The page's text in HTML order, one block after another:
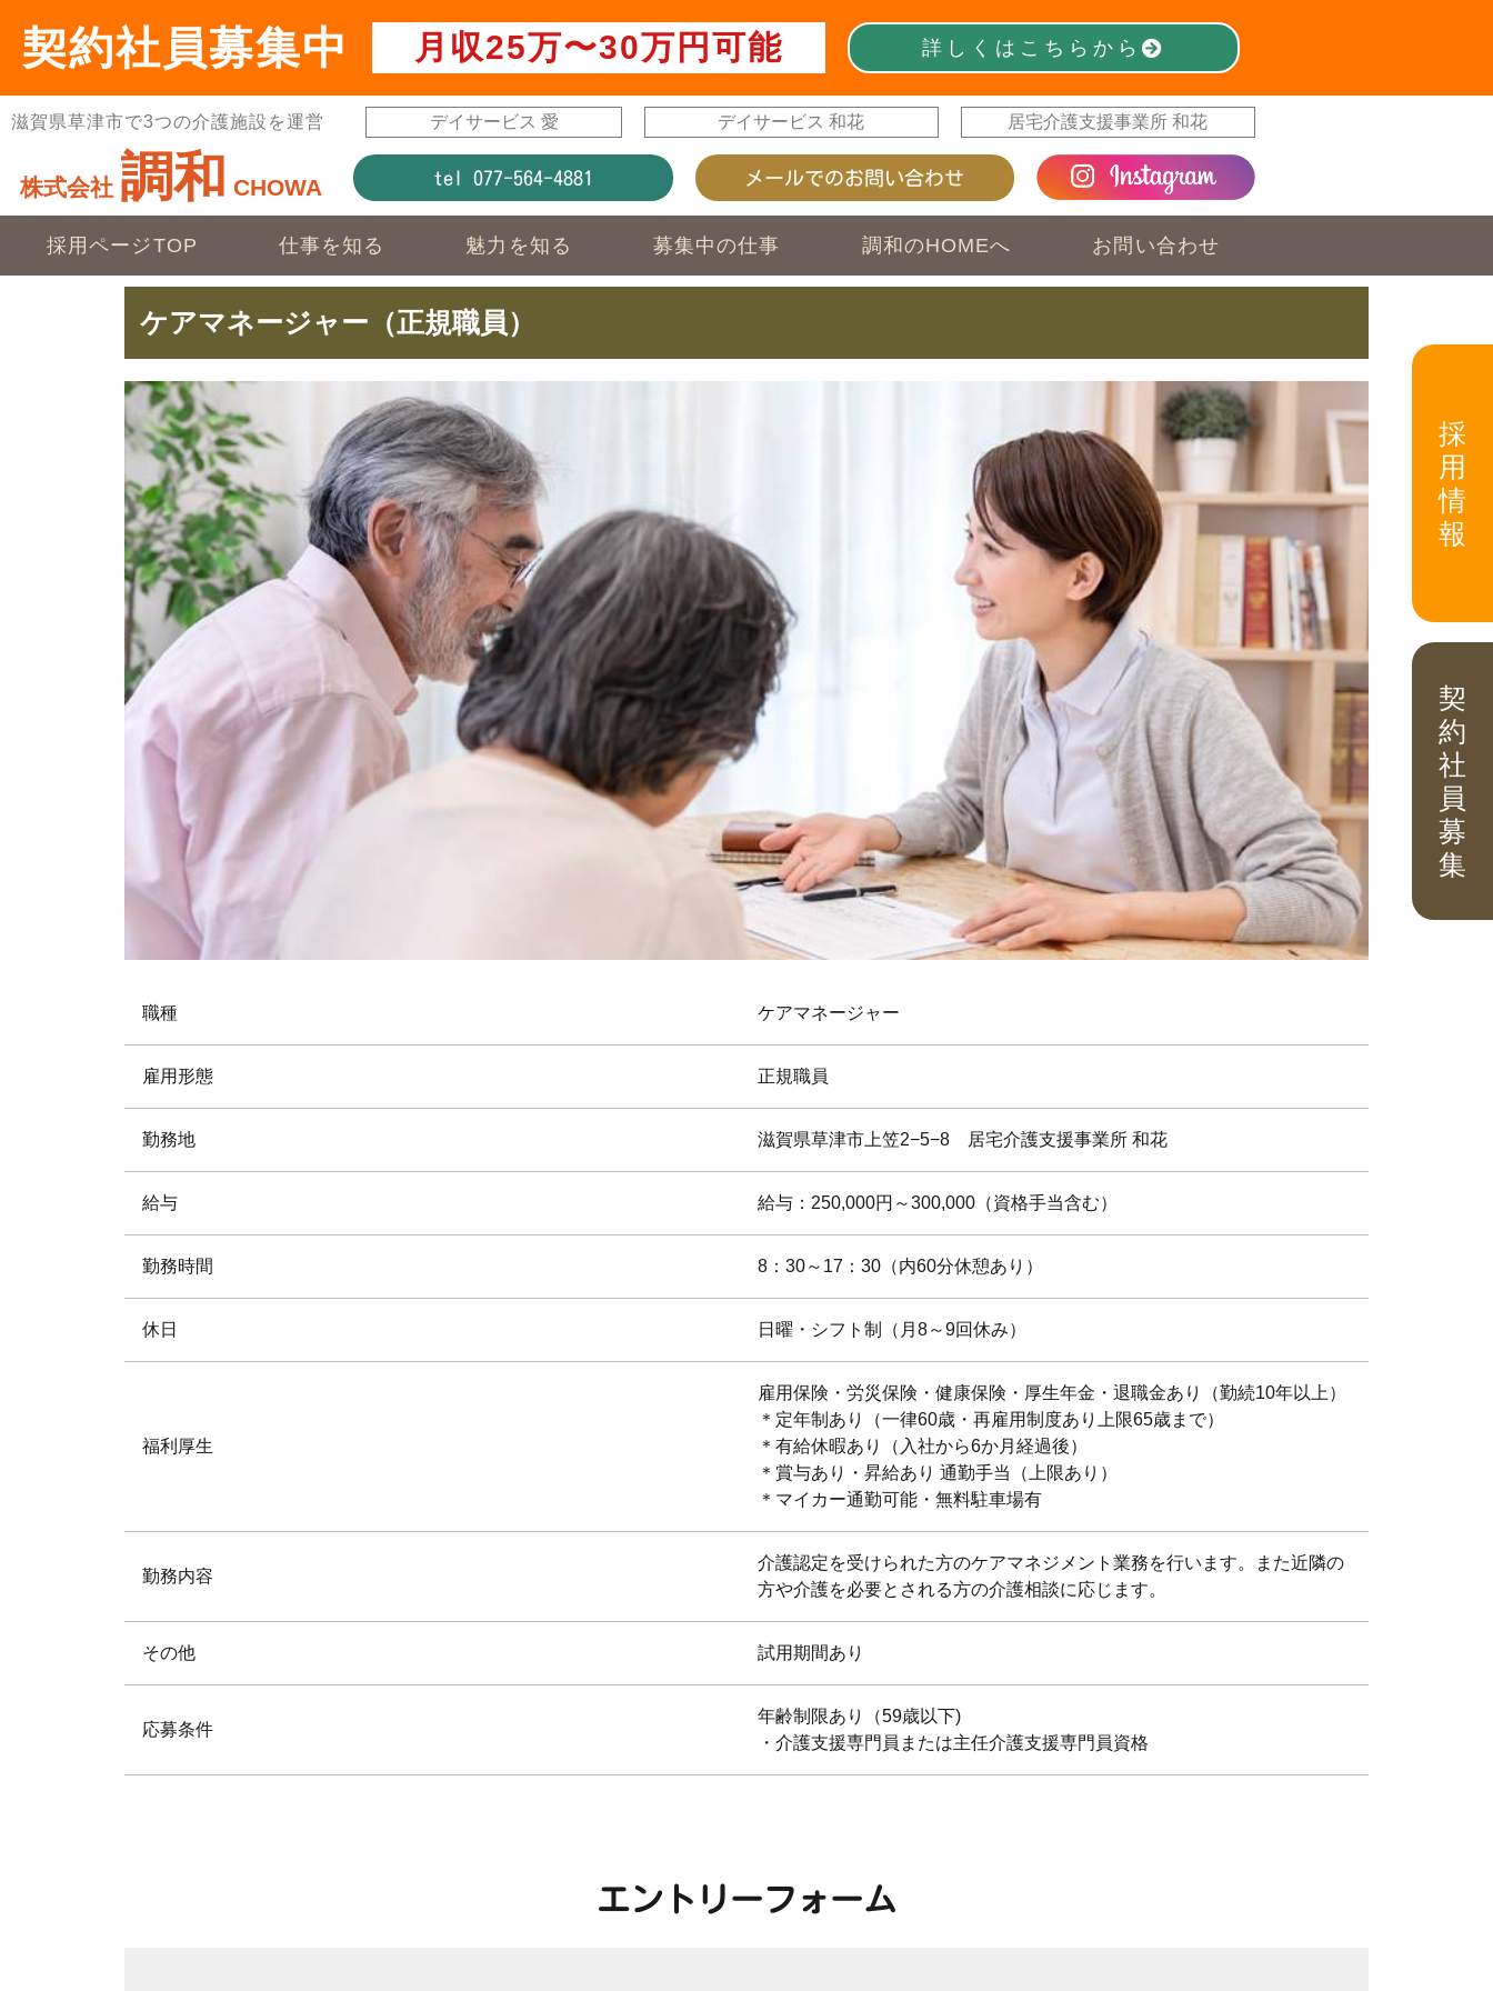
契約社員募集中 月収25万〜30万円可能 詳しくはこちらから
滋賀県草津市で3つの介護施設を運営 デイサービス 愛 デイサービス 和花 居宅介護支援事業所 和花
株式会社 調和 CHOWA tel 077-564-4881 メールでのお問い合わせ
採用ページTOP 仕事を知る 魅力を知る 募集中の仕事 調和のHOMEへ お問い合わせ
ケアマネージャー（正規職員）
職種 ケアマネージャー
雇用形態 正規職員
勤務地 滋賀県草津市上笠2−5−8 居宅介護支援事業所 和花
給与 給与：250,000円～300,000（資格手当含む）
勤務時間 8：30～17：30（内60分休憩あり）
休日 日曜・シフト制（月8～9回休み）
福利厚生
雇用保険・労災保険・健康保険・厚生年金・退職金あり（勤続10年以上）
＊定年制あり（一律60歳・再雇用制度あり上限65歳まで）
＊有給休暇あり（入社から6か月経過後）
＊賞与あり・昇給あり 通勤手当（上限あり）
＊マイカー通勤可能・無料駐車場有
勤務内容
介護認定を受けられた方のケアマネジメント業務を行います。また近隣の
方や介護を必要とされる方の介護相談に応じます。
その他 試用期間あり
応募条件
年齢制限あり（59歳以下)
・介護支援専門員または主任介護支援専門員資格
エントリーフォーム
採
用
情
報
契
約
社
員
募
集